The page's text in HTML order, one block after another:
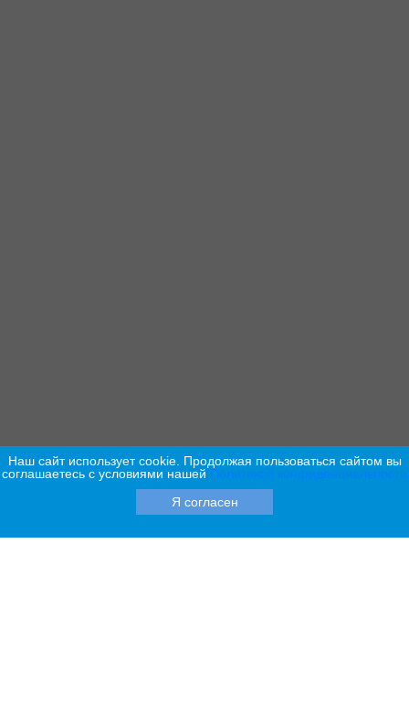
Наш сайт использует cookie. Продолжая пользоваться сайтом вы
соглашаетесь с условиями нашей Политикой конфиденциальности
Я согласен